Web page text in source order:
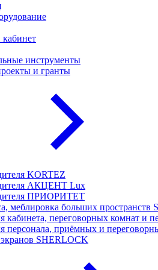
инструменты
и гранты
KORTEZ
АКЦЕНТ Lux
ПРИОРИТЕТ
меблировка больших пространств
кабинета, переговорных комнат
персонала, приёмных и
SHERLOCK